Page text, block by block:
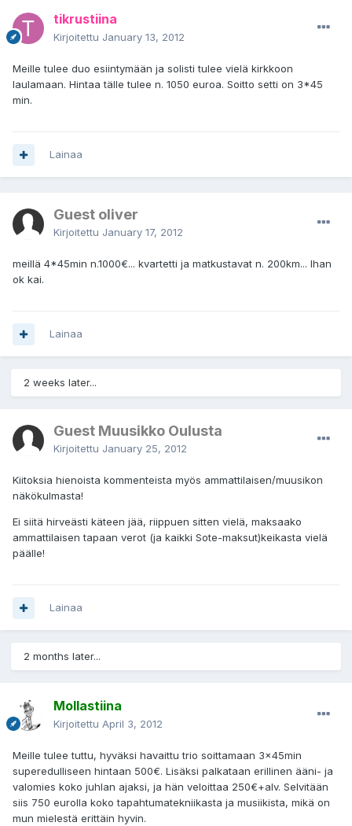
tikrustiina
Kirjoitettu January 13, 2012
Meille tulee duo esiintymään ja solisti tulee vielä kirkkoon
laulamaan. Hintaa tälle tulee n. 1050 euroa. Soitto setti on 3*45
min.
Lainaa
Guest oliver
Kirjoitettu January 17, 2012
meillä 4*45min n.1000€... kvartetti ja matkustavat n. 200km... Ihan
ok kai.
Lainaa
2 weeks later...
Guest Muusikko Oulusta
Kirjoitettu January 25, 2012
Kiitoksia hienoista kommenteista myös ammattilaisen/muusikon
näkökulmasta!
Ei siitä hirveästi käteen jää, riippuen sitten vielä, maksaako
ammattilaisen tapaan verot (ja kaikki Sote-maksut)keikasta vielä
päälle!
Lainaa
2 months later...
Mollastiina
Kirjoitettu April 3, 2012
Meille tulee tuttu, hyväksi havaittu trio soittamaan 3x45min
superedulliseen hintaan 500€. Lisäksi palkataan erillinen ääni- ja
valomies koko juhlan ajaksi, ja hän veloittaa 250€+alv. Selvitään
siis 750 eurolla koko tapahtumatekniikasta ja musiikista, mikä on
mun mielestä erittäin hyvin.